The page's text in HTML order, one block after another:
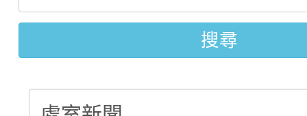
劇比賽實施要點」及修
搜尋